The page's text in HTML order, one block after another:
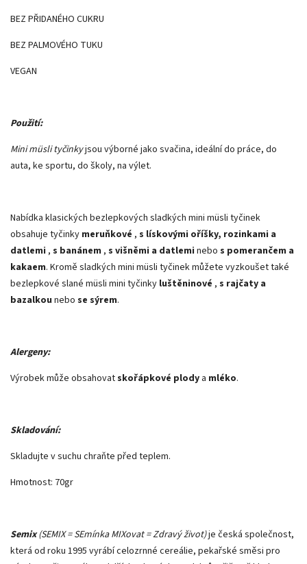
BEZ PŘIDANÉHO CUKRU
BEZ PALMOVÉHO TUKU
VEGAN
Použití:
Mini müsli tyčinkyjsou výborné jako svačina, ideální do práce, do
auta, ke sportu, do školy, na výlet.
Nabídka klasických bezlepkových sladkých mini müsli tyčinek
obsahuje tyčinky meruňkové , s lískovými oříšky, rozinkami a
datlemi , s banánem , s višněmi a datlemi nebo s pomerančem a
kakaem. Kromě sladkých mini müsli tyčinek můžete vyzkoušet také
bezlepkové slané müsli mini tyčinky luštěninové , s rajčaty a
bazalkou nebo se sýrem.
Alergeny:
Výrobek může obsahovatskořápkové plody a mléko.
Skladování:
Skladujte v suchu chraňte před teplem.
Hmotnost: 70gr
Semix(SEMIX = SEmínka MIXovat = Zdravý život)je česká společnost,
která od roku 1995 vyrábí celozrnné cereálie, pekařské směsi pro